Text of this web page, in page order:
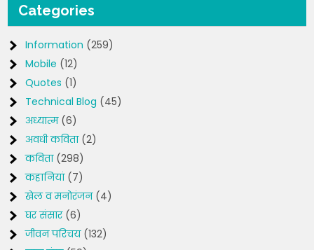
Categories
Information (259)
Mobile (12)
Quotes (1)
Technical Blog (45)
अध्यात्म(6)
अवधी कविता(2)
कविता(298)
कहानियां(7)
खेल व मनोरंजन(4)
घर संसार(6)
जीवन परिचय(132)